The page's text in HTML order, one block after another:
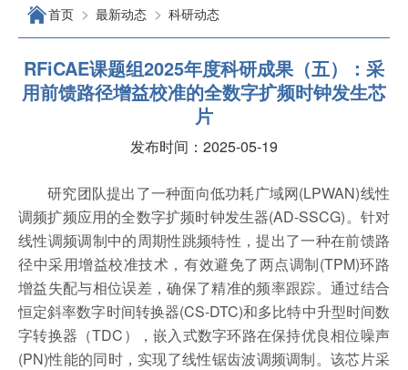
首页 > 最新动态 > 科研动态
RFiCAE课题组2025年度科研成果（五）：采
用前馈路径增益校准的全数字扩频时钟发生芯
片
发布时间：2025-05-19
研究团队提出了一种面向低功耗广域网(LPWAN)线性
调频扩频应用的全数字扩频时钟发生器(AD-SSCG)。针对
线性调频调制中的周期性跳频特性，提出了一种在前馈路
径中采用增益校准技术，有效避免了两点调制(TPM)环路
增益失配与相位误差，确保了精准的频率跟踪。通过结合
恒定斜率数字时间转换器(CS-DTC)和多比特中升型时间数
字转换器（TDC），嵌入式数字环路在保持优良相位噪声
(PN)性能的同时，实现了线性锯齿波调频调制。该芯片采